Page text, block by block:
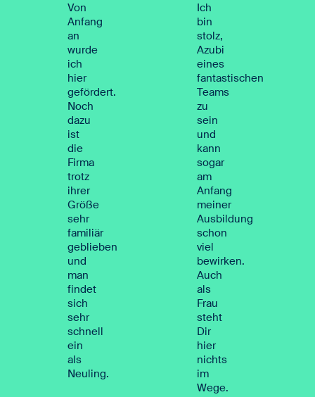
Von
Anfang
an
wurde
ich
hier
gefördert.
Noch
dazu
ist
die
Firma
trotz
ihrer
Größe
sehr
familiär
geblieben
und
man
findet
sich
sehr
schnell
ein
als
Neuling.
Ich
bin
stolz,
Azubi
eines
fantastischen
Teams
zu
sein
und
kann
sogar
am
Anfang
meiner
Ausbildung
schon
viel
bewirken.
Auch
als
Frau
steht
Dir
hier
nichts
im
Wege.